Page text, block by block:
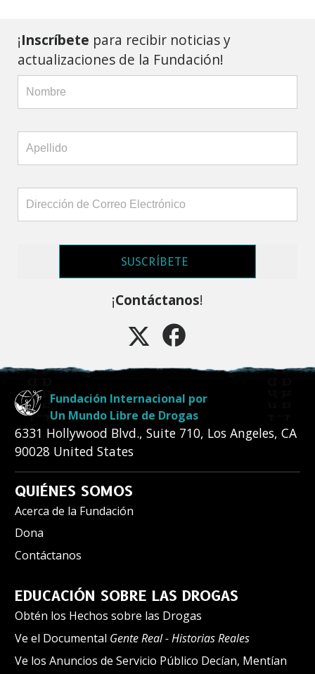
¡Inscríbete para recibir noticias y
actualizaciones de la Fundación!
SUSCRÍBETE
¡Contáctanos!
Fundación Internacional por
Un Mundo Libre de Drogas
6331 Hollywood Blvd., Suite 710, Los Angeles, CA
90028 United States
QUIÉNES SOMOS
Acerca de la Fundación
Dona
Contáctanos
EDUCACIÓN SOBRE LAS DROGAS
Obtén los Hechos sobre las Drogas
Ve el Documental Gente Real - Historias Reales
Ve los Anuncios de Servicio Público Decían, Mentían